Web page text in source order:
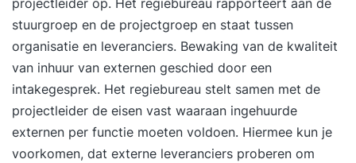
projectleider op. Het regiebureau rapporteert aan de
stuurgroep en de projectgroep en staat tussen
organisatie en leveranciers. Bewaking van de kwaliteit
van inhuur van externen geschied door een
intakegesprek. Het regiebureau stelt samen met de
projectleider de eisen vast waaraan ingehuurde
externen per functie moeten voldoen. Hiermee kun je
voorkomen, dat externe leveranciers proberen om